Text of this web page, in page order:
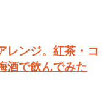
レンジ。紅茶・コ
酒で飲んでみた